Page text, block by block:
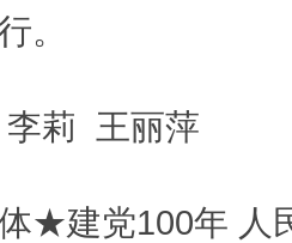
。
李莉 王丽萍
★建党100年